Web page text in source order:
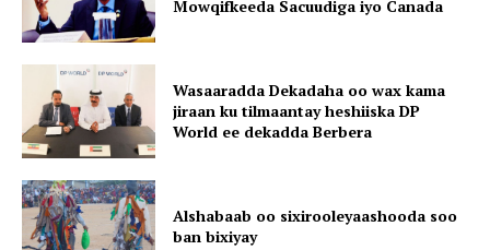
Mowqifkeeda Sacuudiga iyo Canada
Wasaaradda Dekadaha oo wax kama
jiraan ku tilmaantay heshiiska DP
World ee dekadda Berbera
Alshabaab oo sixirooleyaashooda soo
ban bixiyay